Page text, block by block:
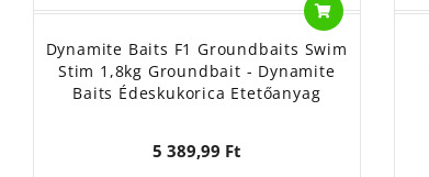
Dynamite Baits F1 Groundbaits Swim
Stim 1,8kg Groundbait - Dynamite
Baits Édeskukorica Etetőanyag
5 389,99 Ft